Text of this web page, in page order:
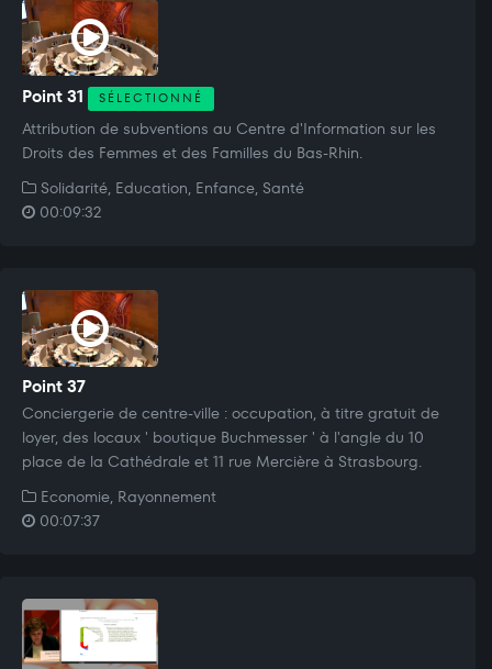
Point 31 SÉLECTIONNÉ
Attribution de subventions au Centre d'Information sur les
Droits des Femmes et des Familles du Bas-Rhin.
Solidarité, Education, Enfance, Santé
00:09:32
Point 37
Conciergerie de centre-ville : occupation, à titre gratuit de
loyer, des locaux ' boutique Buchmesser ' à l'angle du 10
place de la Cathédrale et 11 rue Mercière à Strasbourg.
Economie, Rayonnement
00:07:37